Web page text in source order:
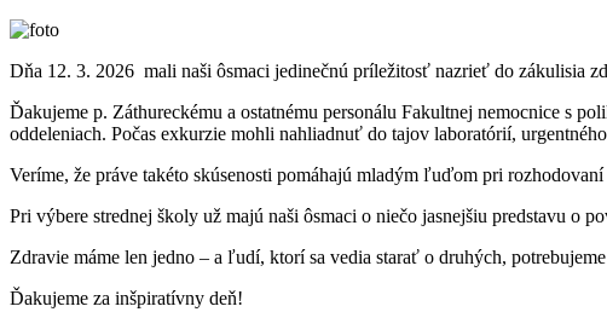
Dňa 12. 3. 2026 mali naši ôsmaci jedinečnú príležitosť nazrieť do zákulisia
Ďakujeme p. Záthureckému a ostatnému personálu Fakultnej nemocnice s
oddeleniach. Počas exkurzie mohli nahliadnuť do tajov laboratórií,
Veríme, že práve takéto skúsenosti pomáhajú mladým ľuďom pri rozhodovaní
Pri výbere strednej školy už majú naši ôsmaci o niečo jasnejšiu predstavu o
Zdravie máme len jedno – a ľudí, ktorí sa vedia starať o druhých,
Ďakujeme za inšpiratívny deň!